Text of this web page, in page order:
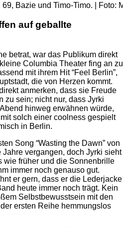
Bazie und Timo-Timo. | Foto:
auf geballte
betrat, war das Publikum direkt
Columbia Theater fing an zu
mit ihrem Hit “Feel Berlin”,
die von Herzen kommt.
anmerken, dass sie Freude
zu sein; nicht nur, dass Jyrki
hinweg erwähnen würde,
solch einer coolness gespielt
in Berlin.
Song “Wasting the Dawn” von
vergangen, doch Jyrki sieht
wie früher und die Sonnenbrille
immer noch genauso gut.
er gern, dass er die Lederjacke
heute immer noch trägt. Kein
Selbstbewusstsein mit den
ersten Reihe hemmungslos